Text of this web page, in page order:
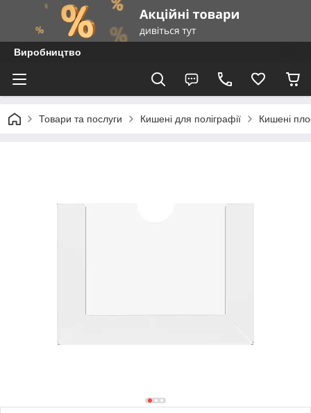
Виробництво
Товари та послуги Кишені для поліграфії Кишені